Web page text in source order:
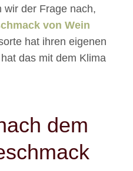
wir der Frage nach,
von Wein
hat ihren eigenen
das mit dem Klima
dem